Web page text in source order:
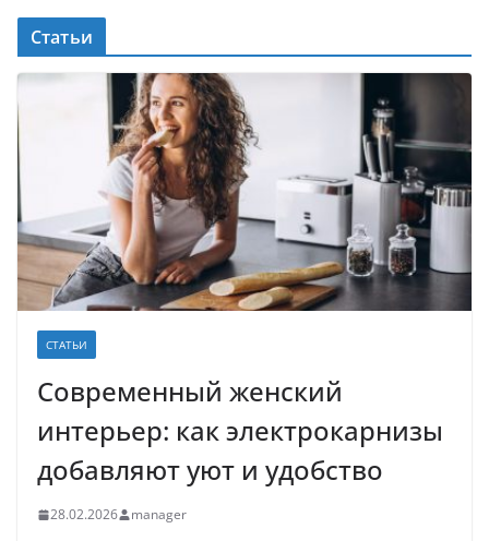
Статьи
СТАТЬИ
Современный женский
интерьер: как электрокарнизы
добавляют уют и удобство
28.02.2026 manager